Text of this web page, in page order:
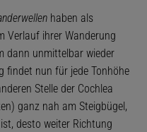
haben als
Verlauf ihrer Wanderung
dann unmittelbar wieder
findet nun für jede Tonhöhe
Stelle der Cochlea
ganz nah am Steigbügel,
desto weiter Richtung